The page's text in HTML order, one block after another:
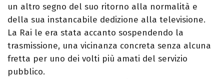
un altro segno del suo ritorno alla normalità e
della sua instancabile dedizione alla televisione.
La Rai le era stata accanto sospendendo la
trasmissione, una vicinanza concreta senza alcuna
fretta per uno dei volti più amati del servizio
pubblico.